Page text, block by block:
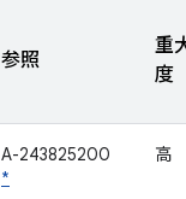
参照
重
度
A-243825200
*
高